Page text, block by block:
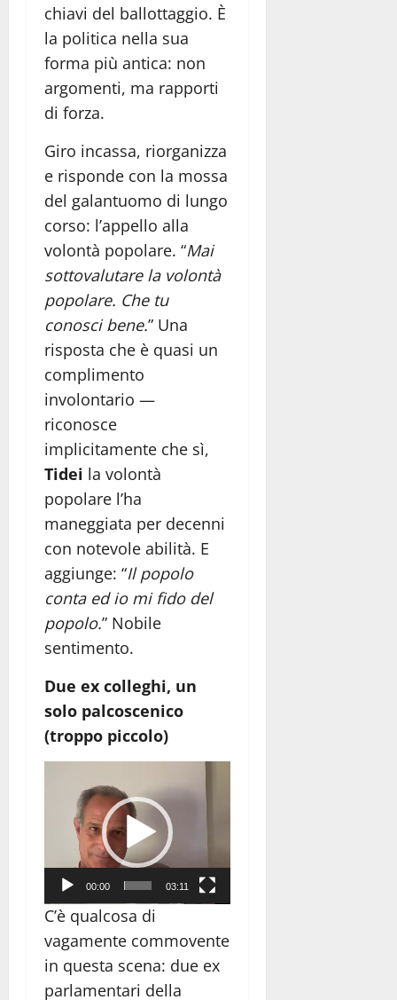
chiavi del ballottaggio. È
la politica nella sua
forma più antica: non
argomenti, ma rapporti
di forza.
Giro incassa, riorganizza
e risponde con la mossa
del galantuomo di lungo
corso: l’appello alla
volontà popolare. “Mai
sottovalutare la volontà
popolare. Che tu
conosci bene.” Una
risposta che è quasi un
complimento
involontario —
riconosce
implicitamente che sì,
Tidei la volontà
popolare l’ha
maneggiata per decenni
con notevole abilità. E
aggiunge: “Il popolo
conta ed io mi fido del
popolo.” Nobile
sentimento.
Due ex colleghi, un
solo palcoscenico
(troppo piccolo)
Player
00:00 03:11
C’è qualcosa di
vagamente commovente
in questa scena: due ex
parlamentari della